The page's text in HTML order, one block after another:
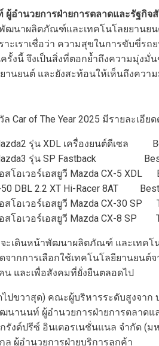
อำนวยการฝ่ายการตลาดและรัฐกิจ
ฒนาผลิตภัณฑ์และเทคโนโลยยานย
ะเราเชื่อว่า ความสุขในการขับขี่ร
ครั้งนี้ จึงเป็นสิ่งที่ตอกย้ำถึงความมุ่ง
นยนต์ และยังสะท้อนให้เห็นถึงควา
Car of The Year 2025 มีรายละเอีย
รุ่น XDL เครื่องยนต์ดีเซล
รุ่น SP Fastback Best
โอเวอร์เอสยูวี Mazda CX-5 XDL
DBL 2.2 XT Hi-Racer 8AT Best
โอเวอร์เอสยูวี Mazda CX-30 SP
สโอเวอร์เอสยูวี Mazda CX-8 SP
เดินหน้าพัฒนาผลิตภัณฑ์ และเทคโ
จากการเลือกใช้เทคโนโลยียานยน
น และเพื่อสังคมที่ยั่งยืนตลอดไป
ปขวาสุด) คณะผู้บริหารระดับสูงจาก
านนท์ ผู้อำนวยการฝ่ายการตลาดแ
รังด์ปรีซ์ อินเตอรเนชั่นแนล จำกัด (
ล ผู้อำนวยการฝ่ายบริการลูกค้า